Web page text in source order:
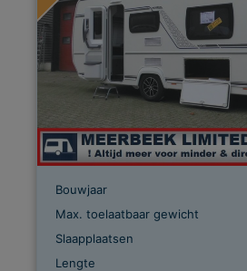
Bouwjaar
Max. toelaatbaar gewicht
Slaapplaatsen
Lengte